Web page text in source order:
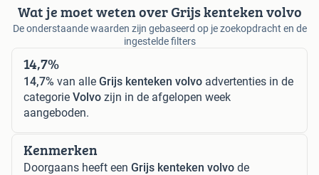
Wat je moet weten over Grijs kenteken volvo
De onderstaande waarden zijn gebaseerd op je zoekopdracht en de
ingestelde filters
14,7%
14,7% van alle Grijs kenteken volvo advertenties in de
categorie Volvo zijn in de afgelopen week
aangeboden.
Kenmerken
Doorgaans heeft een Grijs kenteken volvo de